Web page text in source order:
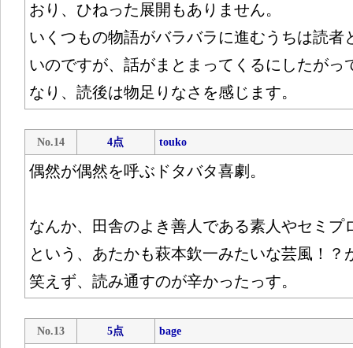
おり、ひねった展開もありません。
いくつもの物語がバラバラに進むうちは読者
いのですが、話がまとまってくるにしたがっ
なり、読後は物足りなさを感じます。
No.14 4点 touko
偶然が偶然を呼ぶドタバタ喜劇。
なんか、田舎のよき善人である素人やセミプ
という、あたかも萩本欽一みたいな芸風！？
笑えず、読み通すのが辛かったっす。
No.13 5点 bage